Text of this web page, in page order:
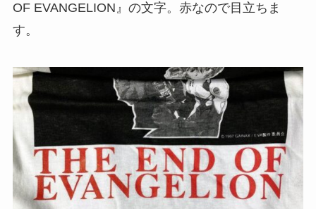
OF EVANGELION』の文字。赤なので目立ちま
す。